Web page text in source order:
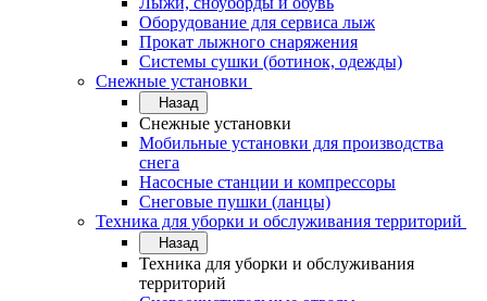
Оборудование для сервисa лыж
Прокат лыжного снаряжения
Системы сушки (ботинок, одежды)
Снежные установки
Назад
Снежные установки
Мобильные установки для производства
снега
Насосные станции и компрессоры
Снеговые пушки (ланцы)
Техника для уборки и обслуживания территорий
Назад
Техника для уборки и обслуживания
территорий